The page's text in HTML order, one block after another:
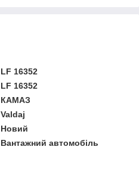
LF 16352
LF 16352
КАМАЗ
Valdaj
Новий
Вантажний автомобіль